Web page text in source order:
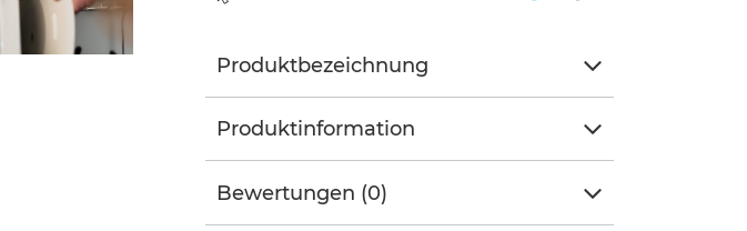
Produktbezeichnung
Produktinformation
Bewertungen (0)